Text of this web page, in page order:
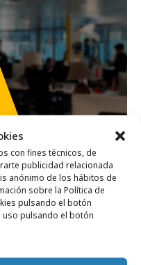
con fines técnicos, de
publicidad relacionada
anónimo de los hábitos de
sobre la Política de
pulsando el botón
uso pulsando el botón
en una nueva